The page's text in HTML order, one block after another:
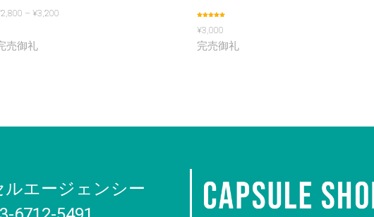
2,800 – ¥3,200
5.00
の評価
¥3,000
ルエージェンシー